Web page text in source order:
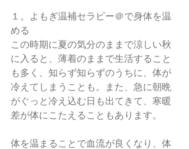
１。よもぎ温補セラピー＠で身体を温
める
この時期に夏の気分のままで涼しい秋
に入ると、薄着のままで生活すること
も多く、知らず知らずのうちに、体が
冷えてしまうことも。また、急に朝晩
がぐっと冷え込む日も出てきて、寒暖
差が体にこたえることもあります。
体を温まることで血流が良くなり、体